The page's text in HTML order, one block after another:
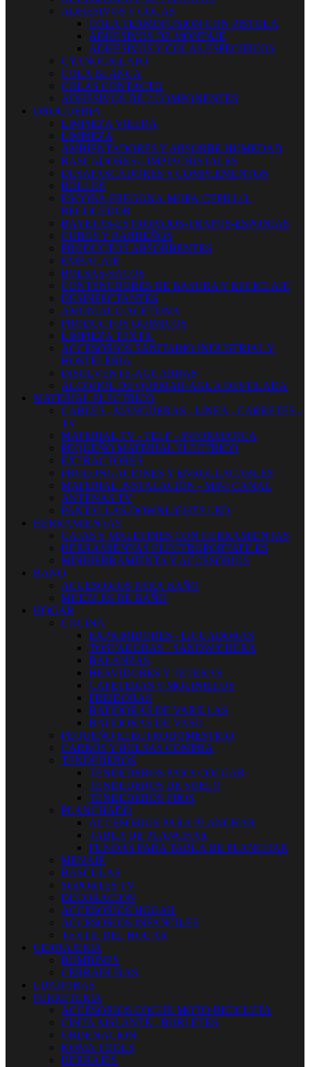
ADHESIVOS Y COLAS
COLA TERMOFUSION CON PISTOLA
ADHESIVOS DE MONTAJE
ADHESIVOS Y COLAS ESPECIFICOS
CYANOCRILATO
COLA BLANCA
COLAS CONTACTO
ADHESIVOS DE 2 COMPONENTES
DROGUERIA
LIMPIEZA VILEDA
LIMPIEZA
AMBIENTADORES Y ABSORBE HUMEDAD
RASCADORES-LIMPIACRISTALES
DESATASCADORES Y COMPLEMENTOS
ROLLOS
ESCOBA-FREGONA-MOPA-CEPILLO-
RECOGEDOR
BAYETAS-ESTROPAJOS-TRAPOS-ESPONJAS
CUBOS Y BARREÑOS
PRODUCTOS ABSORBENTES
EMBALAJE
BOLSAS-SACOS
CONTENEDORES DE BASURA Y RECICLAJE
DESINFECTANTES
AMONIACO ACETONA
PRODUCTOS QUIMICOS
LIMPIEZA TEXTIL
ACCESORIOS SANITARIO INDUSTRIAL Y
HOSTELERIA
DISOLVENTE-AGUARRAS
ALCOHOL DE QUEMAR-AGUA DESTILADA
MATERIAL ELECTRICO
CABLES - MANGUERAS - LINEA - CARRETES -
TV
MATERIAL TV - TELF - INFORMATICA
PEQUEÑO MATERIAL ELECTRICO
EXTRACTORES
PROLONGACIONES Y ENROLLACABLES
MATERIAL INSTALACIÓN - MINI CANAL
ANTENAS TV
PANTALLAS-DOWNLIGHTS LED
HERRAMIENTAS
CAJAS Y MALETINES CON HERRAMIENTAS
HERRAMIENTAS ELECTROPORTATILES
MINIHERRAMIENTA Y ACCESORIOS
BAÑO
ACCESORIOS PARA BAÑO
MUEBLES DE BAÑO
HOGAR
COCINA
EXPRIMIDORES - LICUADORAS
TOSTADORAS - SANDWICHERA
BALANZAS
HERVIDORES Y TETERAS
CAFETERAS Y MOLINILLOS
FREIDORAS
BATIDORAS DE VARILLAS
BATIDORAS DE VASO
PEQUEÑO ELECTRODOMESTICO
CARROS Y BOLSAS COMPRA
TENDEDEROS
TENDEDEROS PARA COLGAR
TENDEDEROS DE SUELO
TENDEDEROS FIJOS
PLANCHADO
ACCESORIOS PARA PLANCHAR
TABLA DE PLANCHAR
FUNDAS PARA TABLA DE PLANCHAR
MENAJE
BASCULAS
SOPORTES TV
DECORACION
ACCESORIOS HOGAR
ACCESORIOS INFANTILES
TEXTIL DEL HOGAR
CERRAJERIA
BOMBINES
CERRADURAS
LIJADORAS
FERRETERIA
ACCESORIOS COCHE-MOTO-BICICLETA
CINTA AISLANTE - BURLETES
ORDENACION
KOMA TOOLS
HERRAJES